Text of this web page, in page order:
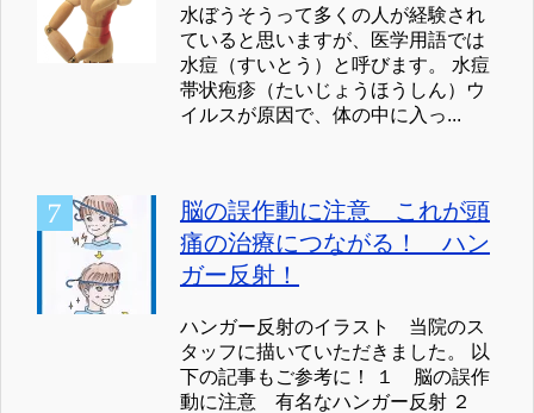
水ぼうそうって多くの人が経験され
ていると思いますが、医学用語では
水痘（すいとう）と呼びます。 水痘
帯状疱疹（たいじょうほうしん）ウ
イルスが原因で、体の中に入っ...
脳の誤作動に注意 これが頭
痛の治療につながる！ ハン
ガー反射！
ハンガー反射のイラスト 当院のス
タッフに描いていただきました。 以
下の記事もご参考に！ １ 脳の誤作
動に注意 有名なハンガー反射 ２